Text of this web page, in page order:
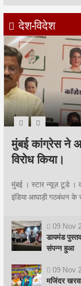
देश-विदेश
मुंबई कांग्रेस ने
विरोध किया।
मुंबई । स्टार न्यूज़ टूडे ।
इंडिया आघाड़ी गठबंधन के
09 Nov
डायमंड
संपन्न हुआ
09 Nov
मजिंदर